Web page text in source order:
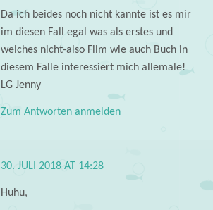
Da ich beides noch nicht kannte ist es mir
im diesen Fall egal was als erstes und
welches nicht-also Film wie auch Buch in
diesem Falle interessiert mich allemale!
LG Jenny
Zum Antworten anmelden
30. JULI 2018 AT 14:28
Huhu,